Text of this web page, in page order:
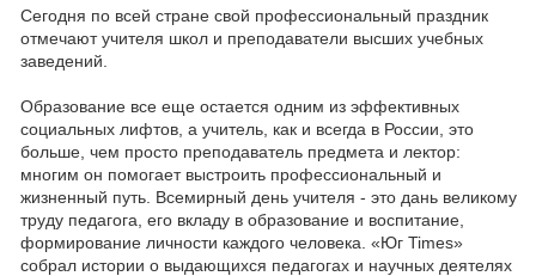
Сегодня по всей стране свой профессиональный праздник
отмечают учителя школ и преподаватели высших учебных
заведений.
Образование все еще остается одним из эффективных
социальных лифтов, а учитель, как и всегда в России, это
больше, чем просто преподаватель предмета и лектор:
многим он помогает выстроить профессиональный и
жизненный путь. Всемирный день учителя - это дань великому
труду педагога, его вкладу в образование и воспитание,
формирование личности каждого человека. «Юг Times»
собрал истории о выдающихся педагогах и научных деятелях